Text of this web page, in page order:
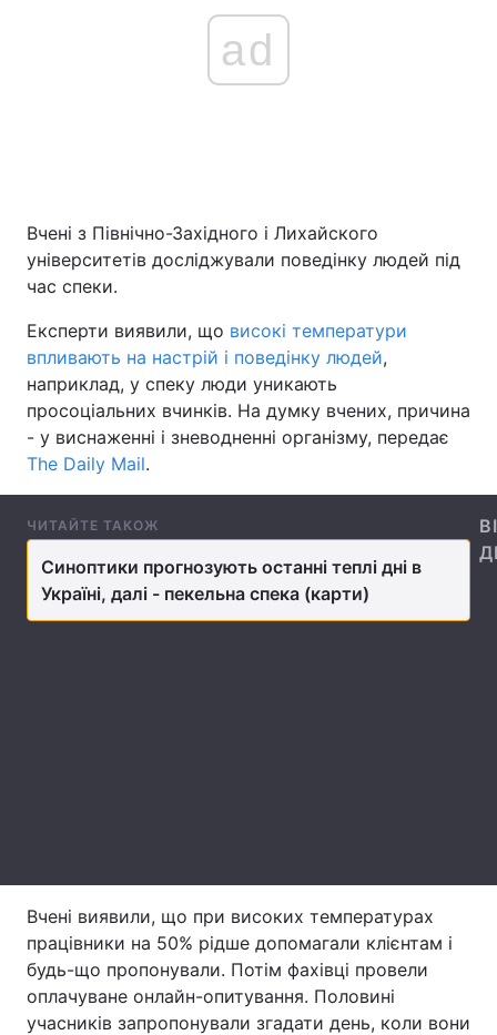
Війна
Україна Політика
Економіка Світ
Спорт Наука
Техно і зв'язок Лайт
Зброя Інциденти
Архів Вакансії
Контакти
ad
Вчені з Північно-Західного і Лихайского
університетів досліджували поведінку людей під
час спеки.
Експерти виявили, що високі температури
впливають на настрій і поведінку людей,
наприклад, у спеку люди уникають
просоціальних вчинків. На думку вчених, причина
- у виснаженні і зневодненні організму, передає
The Daily Mail.
ЧИТАЙТЕ ТАКОЖ
Синоптики прогнозують останні теплі дні в
Україні, далі - пекельна спека (карти)
Вчені виявили, що при високих температурах
працівники на 50% рідше допомагали клієнтам і
будь-що пропонували. Потім фахівці провели
оплачуване онлайн-опитування. Половині
учасників запропонували згадати день, коли вони